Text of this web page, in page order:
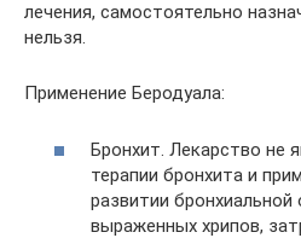
лечения, самостоятельно
нельзя.
Применение Беродуала:
Бронхит. Лекарство не
терапии бронхита и
развитии бронхиальной
выраженных хрипов,